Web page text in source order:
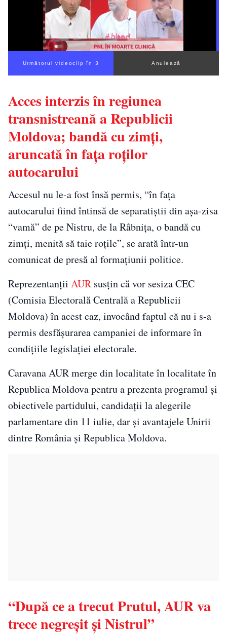
Următorul videoclip în 2 Anulează
Acces interzis în regiunea
transnistreană a Republicii
Moldova; bandă cu zimţi,
aruncată în faţa roţilor
autocarului
Accesul nu le-a fost însă permis, “în fața
autocarului fiind întinsă de separatiștii din așa-zisa
“vamă” de pe Nistru, de la Râbnița, o bandă cu
zimți, menită să taie roțile”, se arată într-un
comunicat de presă al formaţiunii politice.
Reprezentanţii AUR susţin că vor sesiza CEC
(Comisia Electorală Centrală a Republicii
Moldova) în acest caz, invocând faptul că nu i s-a
permis desfășurarea campaniei de informare în
condițiile legislației electorale.
Caravana AUR merge din localitate în localitate în
Republica Moldova pentru a prezenta programul și
obiectivele partidului, candidații la alegerile
parlamentare din 11 iulie, dar și avantajele Unirii
dintre România şi Republica Moldova.
“După ce a trecut Prutul, AUR va
trece negreșit și Nistrul”